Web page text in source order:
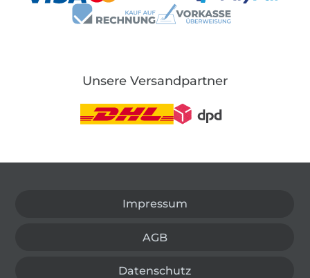
Unsere Versandpartner
Impressum
AGB
Datenschutz